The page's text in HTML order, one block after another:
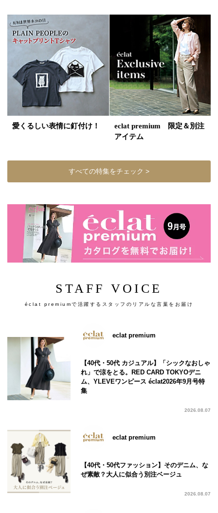
愛くるしい表情に釘付け！
eclat premium 限定＆別注
アイテム
すべての特集をチェック >
STAFF VOICE
éclat premiumで活躍するスタッフのリアルな言葉をお届け
eclat premium
【40代・50代 カジュアル】「シックなおしゃ
れ」で涼をとる。RED CARD TOKYOデニ
ム、YLEVEワンピース éclat2026年9月号特
集
2026.08.07
eclat premium
【40代・50代ファッション】そのデニム、な
ぜ素敵？大人に似合う別注ベージュ
2026.08.07